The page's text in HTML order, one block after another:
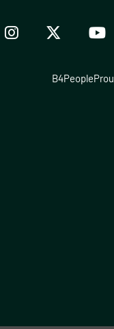
B4People